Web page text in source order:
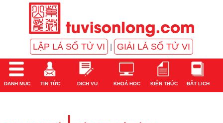
LẬP LÁ SỐ TỬ VI GIẢI LÁ SỐ TỬ VI
DANH MỤC TIN TỨC DỊCH VỤ KHOÁ HỌC KIẾN THỨC ĐẶT LỊCH